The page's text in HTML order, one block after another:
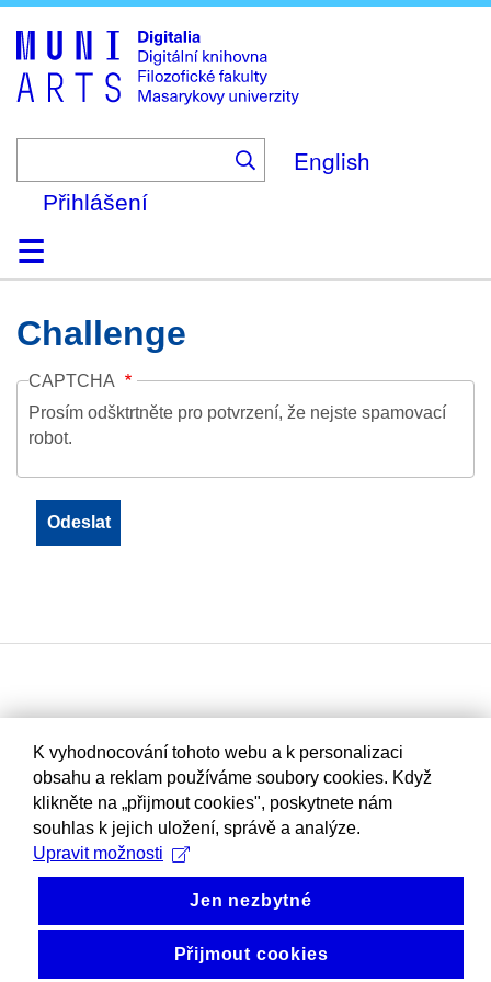
to
main
content
English
Přihlášení
DomůKolekce
Prohlížení
Vyhledávání
O platformě
Nápověda
KontaktDigitalia
Challenge
CAPTCHA
Prosím odšktrtněte pro potvrzení, že nejste spamovací
robot.
K vyhodnocování tohoto webu a k personalizaci
obsahu a reklam používáme soubory cookies. Když
klikněte na „přijmout cookies", poskytnete nám
souhlas k jejich uložení, správě a analýze.
Upravit možnosti
Jen nezbytné
Přijmout cookies